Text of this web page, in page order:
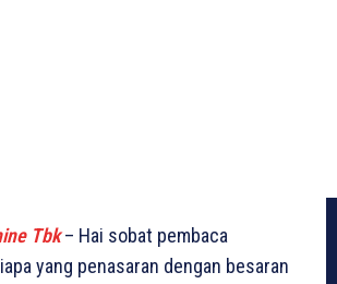
Tbk– Hai sobat pembaca
yang penasaran dengan besaran